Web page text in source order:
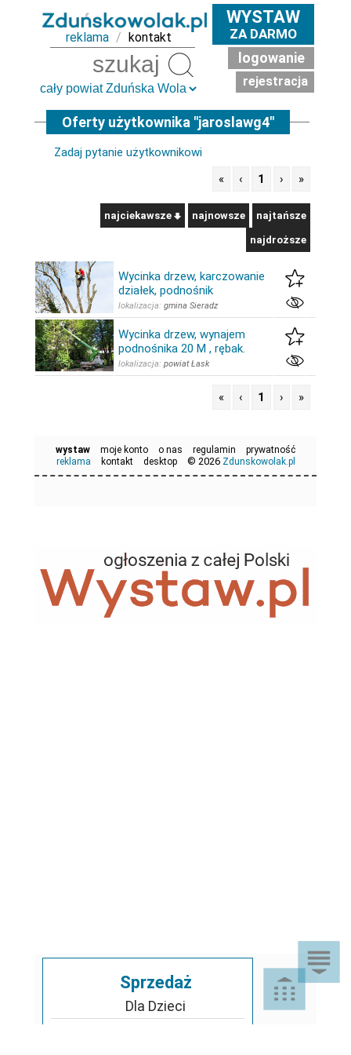
reklama / kontakt
WYSTAW
ZA DARMO
logowanie
rejestracja
Oferty użytkownika "jaroslawg4"
Zadaj pytanie użytkownikowi
«
‹ 1 › »
najciekawsze najnowsze najtańsze
najdroższe
Wycinka drzew, karczowanie
działek, podnośnik
lokalizacja: gmina Sieradz
Wycinka drzew, wynajem
podnośnika 20 M , rębak.
lokalizacja: powiat Łask
« ‹ 1 › »
wystaw moje konto o nas regulamin
prywatność
reklama
kontakt desktop © 2026 Zdunskowolak.pl
Sprzedaż
Dla Dzieci